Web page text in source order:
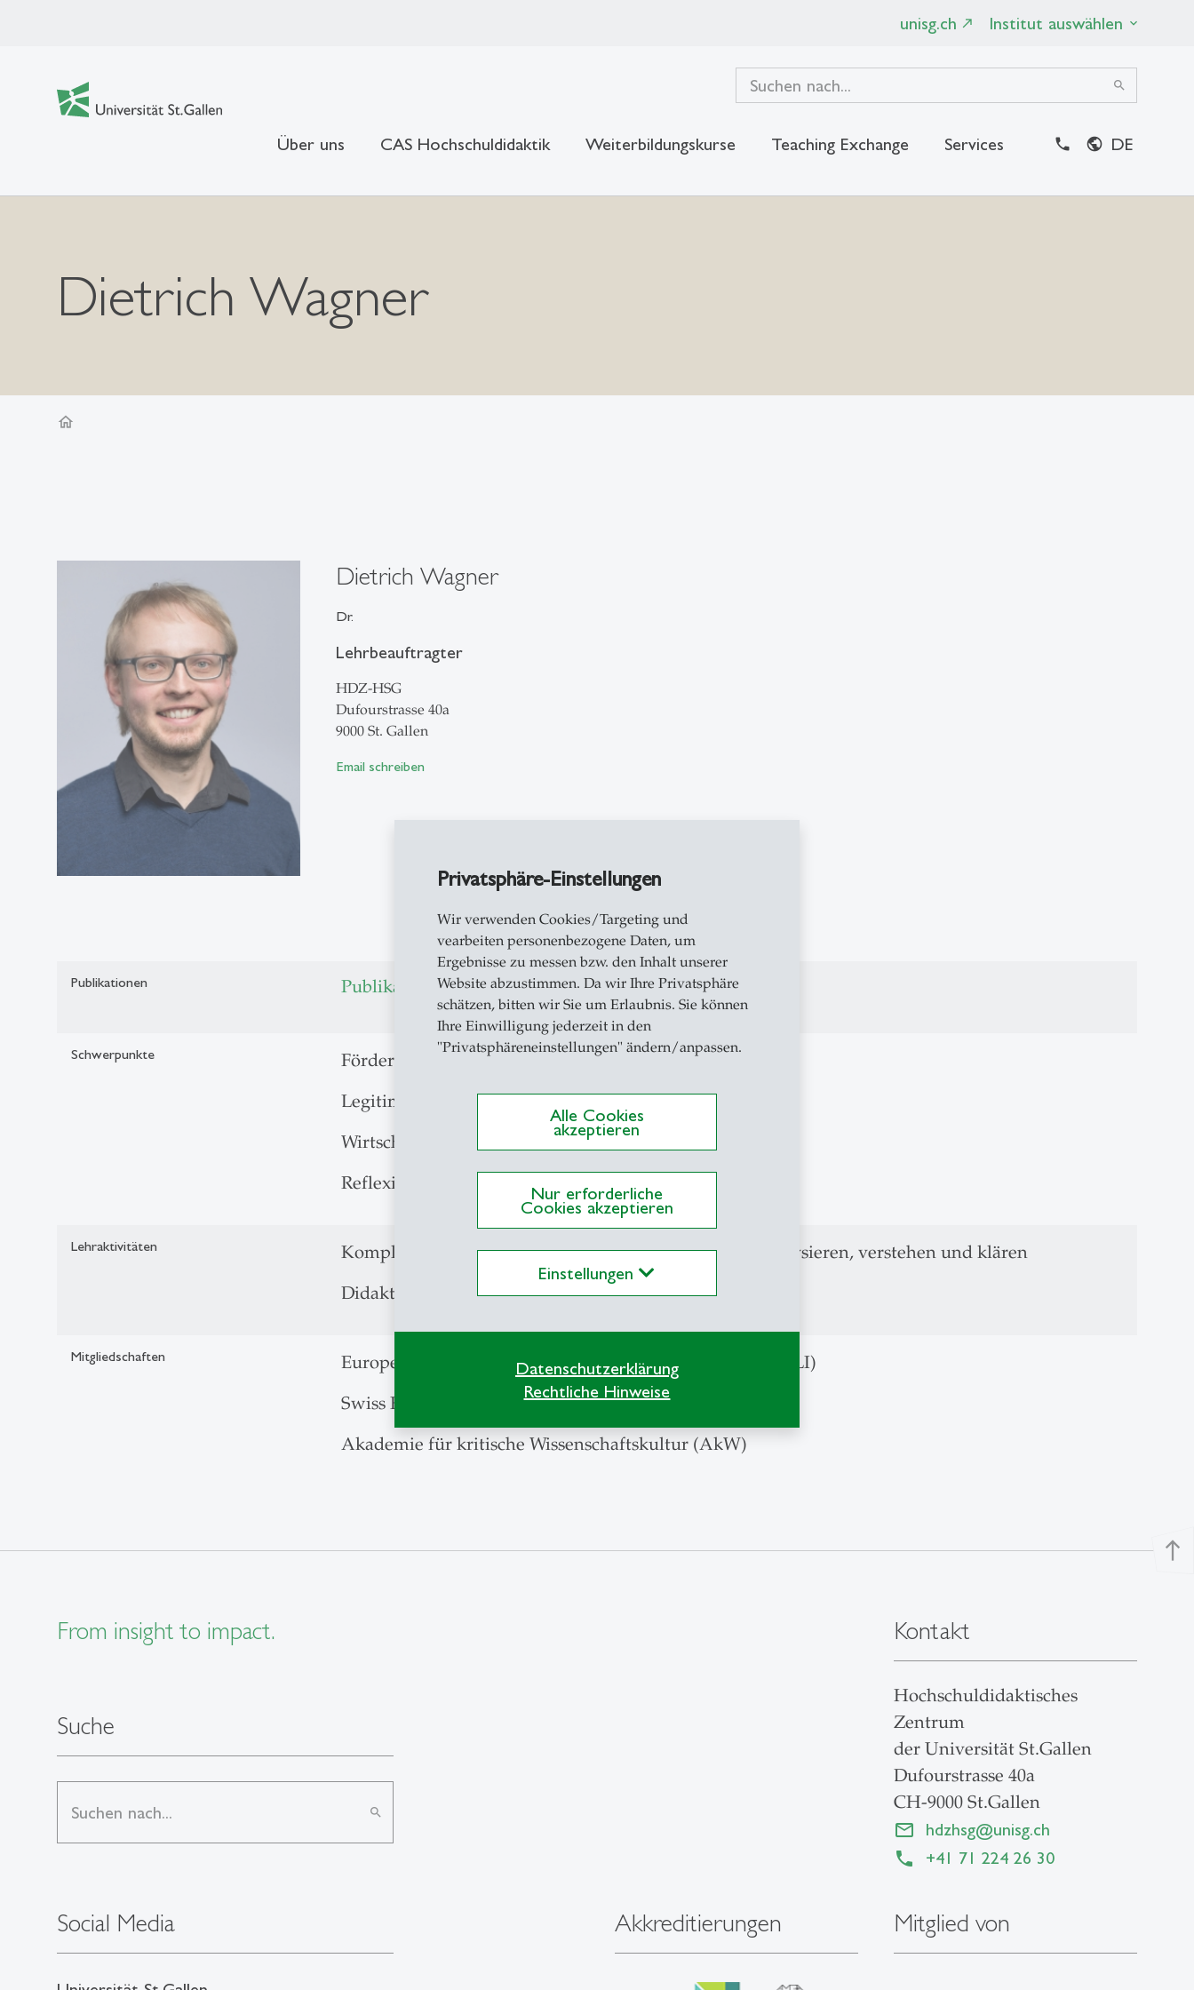
Privatsphäre-Einstellungen
Wir verwenden Cookies/Targeting und
vearbeiten personenbezogene Daten, um
Ergebnisse zu messen bzw. den Inhalt unserer
Website abzustimmen. Da wir Ihre Privatsphäre
schätzen, bitten wir Sie um Erlaubnis. Sie können
Ihre Einwilligung jederzeit in den
"Privatsphäreneinstellungen" ändern/anpassen.
Alle Cookies
akzeptieren
Nur erforderliche
Cookies akzeptieren
Einstellungen
Datenschutzerklärung
Rechtliche Hinweise
unisg.ch Institut auswählen
search
Über uns CAS Hochschuldidaktik Weiterbildungskurse Teaching Exchange Services DE
Dietrich Wagner
home
Dietrich Wagner
Dr.
Lehrbeauftragter
HDZ-HSG
Dufourstrasse 40a
9000 St. Gallen
Email schreiben
Publikationen Publikationen auf Alexandria
Schwerpunkte
Förderung ethischer Kompetenz
Legitimationsquellen für Bildungsziele
Wirtschaftsphilosophie
Reflexionsförderung
Lehraktivitäten
Komplexe, wertbewusste Entscheidungssituationen analysieren, verstehen und klären
Didaktischer Transfer 1
Mitgliedschaften
European Association for Learning and Instruction (EARLI)
Swiss Faculty Development Network (SFDN)
Akademie für kritische Wissenschaftskultur (AkW)
north
From insight to impact.
Suche
search
Social Media
Kontakt
Hochschuldidaktisches
Zentrum
der Universität St.Gallen
Dufourstrasse 40a
CH-9000 St.Gallen
hdzhsg@unisg.ch
+41 71 224 26 30
Akkreditierungen Mitglied von